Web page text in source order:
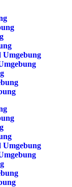
Umgebung
Umgebung